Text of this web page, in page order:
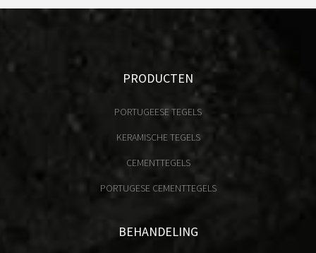
PRODUCTEN
PORTUGEESE TEGELS
KERAMISCHE TEGELS
CEMENTTEGELS
PORTUGESE CEMENTTEGELS
BEHANDELING